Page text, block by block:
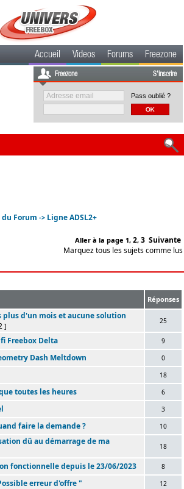
Accueil Videos Forums Freezone
Freezone S'inscrire
Pass oublié ?
Forum -> Ligne ADSL2+
Aller à la page 1, 2, 3 Suivante
Marquez tous les sujets comme lus
Réponses
d'un mois et aucune solution
]
25
Freebox Delta 9
Dash Meltdown 0
18
toutes les heures 6
3
faire la demande ? 10
dû au démarrage de ma
18
fonctionnelle depuis le 23/06/2023 8
erreur d'offre " 12